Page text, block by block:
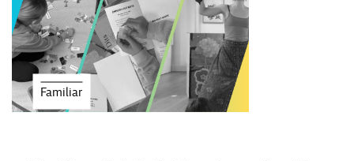
Familiar